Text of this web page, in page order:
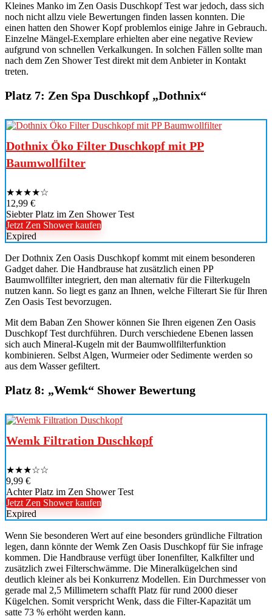
Kleines Manko im Zen Oasis Duschkopf Test war jedoch, dass sich
noch nicht allzu viele Bewertungen finden lassen konnten. Die
einen hatten den Shower Kopf problemlos einige Jahre in Gebrauch.
Einzelne Mängel-Exemplare erhielten aber eine negative Review
aufgrund von schnellen Verkalkungen. In solchen Fällen sollte man
nach dem Zen Shower Test direkt mit dem Anbieter in Kontakt
treten.
Platz 7: Zen Spa Duschkopf „Dothnix“
Dothnix Öko Filter Duschkopf mit PP
Baumwollfilter
★★★★☆
12,99 €
Siebter Platz im Zen Shower Test
Jetzt Zen Shower kaufen
Expired
Der Dothnix Zen Oasis Duschkopf kommt mit einem besonderen
Gadget daher. Die Handbrause hat zusätzlich einen PP
Baumwollfilter integriert, den man alternativ für die Filterkugeln
nutzen kann. So liegt es ganz an Ihnen, welche Filterart Sie für Ihren
Zen Oasis Test bevorzugen.
Mit dem Baban Zen Shower können Sie Ihren eigenen Zen Oasis
Duschkopf Test durchführen. Durch verschiedene Ebenen lassen
sich auch Mineral-Kugeln mit der Baumwollfilterfunktion
kombinieren. Selbst Algen, Wurmeier oder Sedimente werden so
aus dem Wasser gefiltert.
Platz 8: „Wemk“ Shower Bewertung
Wemk Filtration Duschkopf
★★★☆☆
9,99 €
Achter Platz im Zen Shower Test
Jetzt Zen Shower kaufen
Expired
Wenn Sie besonderen Wert auf eine besonders gründliche Filtration
legen, dann könnte der Wemk Zen Oasis Duschkopf für Sie infrage
kommen. Die Handbrause verfügt über Ionenfilter, Kalkfilter und
zusätzlich zwei Filterschwämme. Die Mineralkügelchen sind
deutlich kleiner als bei Konkurrenz Modellen. Ein Durchmesser von
gerade mal 2,5 Millimetern schafft Platz für rund 2000 dieser
Kügelchen. Somit verspricht Wenk, dass die Filter-Kapazität um
satte 73 % erhöht werden kann.